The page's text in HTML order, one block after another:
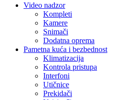
Video nadzor
Kompleti
Kamere
Snimači
Dodatna oprema
Pametna kuća i bezbednost
Klimatizacija
Kontrola pristupa
Interfoni
Utičnice
Prekidači